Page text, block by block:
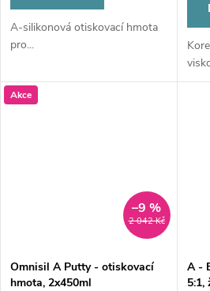
A-silikonová otiskovací hmota
pro...
Akce
2 042 Kč
–9 %
Omnisil A Putty - otiskovací
hmota, 2x450ml
A -
5:1,